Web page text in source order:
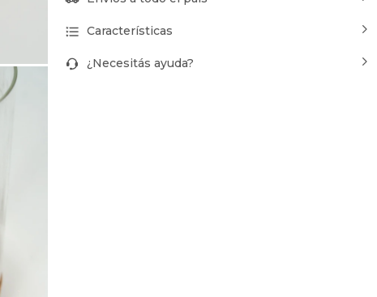
Características
¿Necesitás ayuda?